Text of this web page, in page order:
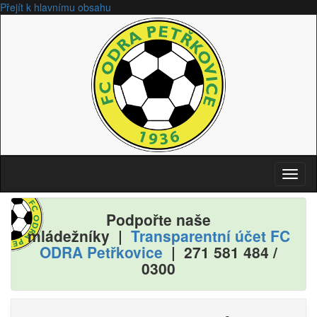
Přejít k hlavnímu obsahu
Podpořte naše
mládežníky | Transparentní účet FC
ODRA Petřkovice | 271 581 484 /
0300